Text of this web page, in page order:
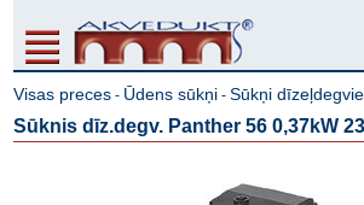
Visas preces - Ūdens sūkņi -Sūkņi
Sūknis dīz.degv. Panther 56 0,37kW